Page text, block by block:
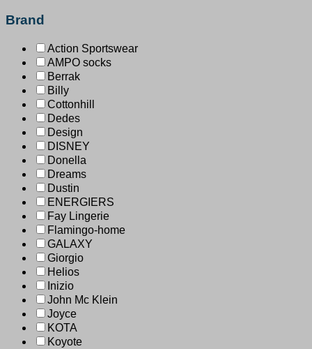
Brand
Action Sportswear
AMPO socks
Berrak
Billy
Cottonhill
Dedes
Design
DISNEY
Donella
Dreams
Dustin
ENERGIERS
Fay Lingerie
Flamingo-home
GALAXY
Giorgio
Helios
Inizio
John Mc Klein
Joyce
KOTA
Koyote